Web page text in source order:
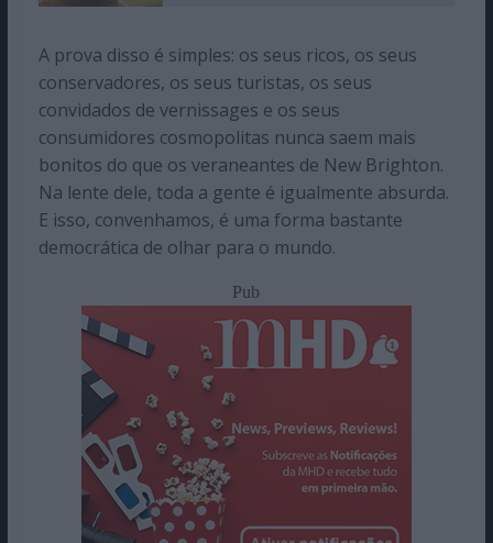
A prova disso é simples: os seus ricos, os seus
conservadores, os seus turistas, os seus
convidados de vernissages e os seus
consumidores cosmopolitas nunca saem mais
bonitos do que os veraneantes de New Brighton.
Na lente dele, toda a gente é igualmente absurda.
E isso, convenhamos, é uma forma bastante
democrática de olhar para o mundo.
Pub